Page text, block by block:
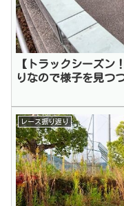
【トラックシーズ
りなので様子を見つ
レース振り返り